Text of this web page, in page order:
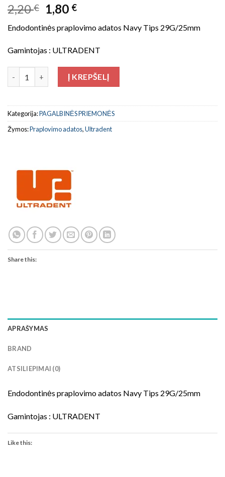
2,20€
Original
price
was:
2,20 €.
1,80 €Current
is:
1,80 €.
Endodontinės praplovimo adatos Navy Tips 29G/25mm
Gamintojas : ULTRADENT
produkto kiekis: Endodontinės adatos Navy Tips 29G/25mm
Į KREPŠELĮ
Kategorija:PAGALBINĖS PRIEMONĖS
Žymos:Praplovimo adatos,Ultradent
Share this:
APRAŠYMAS
BRAND
ATSILIEPIMAI (0)
Endodontinės praplovimo adatos Navy Tips 29G/25mm
Gamintojas : ULTRADENT
Like this: